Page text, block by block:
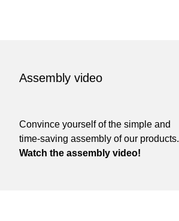
Assembly video
Convince yourself of the simple and
time-saving assembly of our products.
Watch the assembly video!